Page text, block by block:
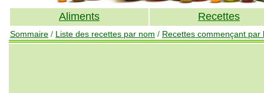
Aliments Recettes
Sommaire / Liste des recettes par nom / Recettes commençant par